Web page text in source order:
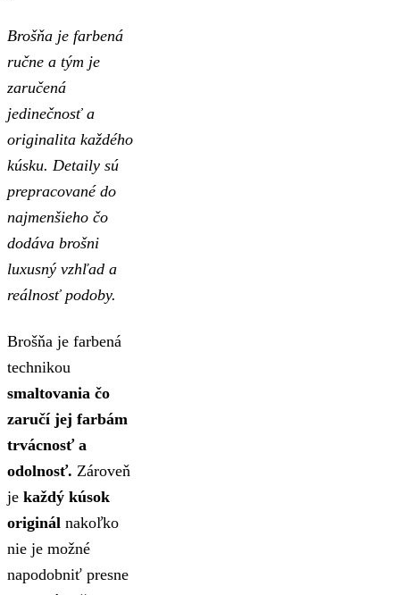
Brošňa je farbená
ručne a tým je
zaručená
jedinečnosť a
originalita každého
kúsku. Detaily sú
prepracované do
najmenšieho čo
dodáva brošni
luxusný vzhľad a
reálnosť podoby.
Brošňa je farbená
technikou
smaltovania čo
zaručí jej farbám
trvácnosť a
odolnosť. Zároveň
je každý kúsok
originál nakoľko
nie je možné
napodobniť presne